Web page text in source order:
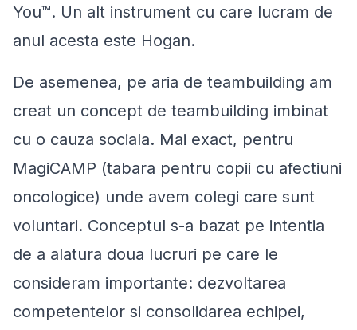
You™. Un alt instrument cu care lucram de
anul acesta este Hogan.
De asemenea, pe aria de teambuilding am
creat un concept de teambuilding imbinat
cu o cauza sociala. Mai exact, pentru
MagiCAMP (tabara pentru copii cu afectiuni
oncologice) unde avem colegi care sunt
voluntari. Conceptul s-a bazat pe intentia
de a alatura doua lucruri pe care le
consideram importante: dezvoltarea
competentelor si consolidarea echipei,